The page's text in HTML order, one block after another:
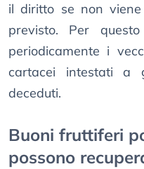
il diritto se non
previsto. Per
periodicamente i
cartacei intestati a
deceduti.
Buoni fruttiferi
possono